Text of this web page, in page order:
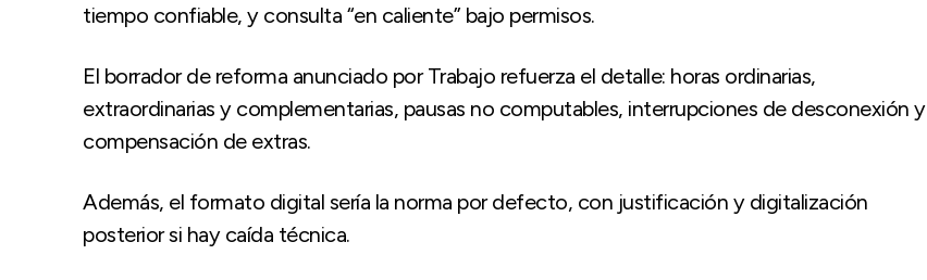
tiempo confiable, y consulta “en caliente” bajo permisos.
El borrador de reforma anunciado por Trabajo refuerza el detalle: horas ordinarias,
extraordinarias y complementarias, pausas no computables, interrupciones de desconexión y
compensación de extras.
Además, el formato digital sería la norma por defecto, con justificación y digitalización
posterior si hay caída técnica.